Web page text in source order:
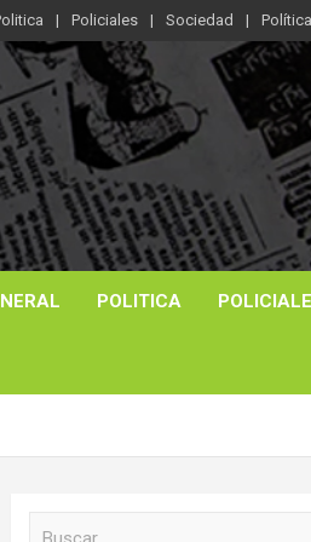
Policiales Sociedad
POLITICA